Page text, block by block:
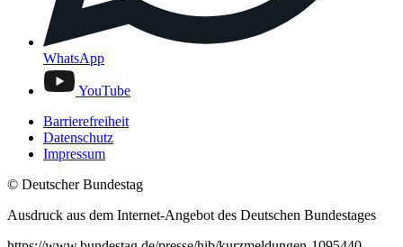
WhatsApp
YouTube
Barrierefreiheit
Datenschutz
Impressum
© Deutscher Bundestag
Ausdruck aus dem Internet-Angebot des Deutschen Bundestages